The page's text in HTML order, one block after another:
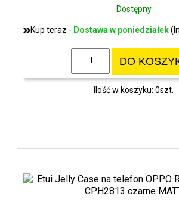
Dostępny
Kup teraz - Dostawa w poniedziałek
DO
Ilość w koszyku: 0szt.